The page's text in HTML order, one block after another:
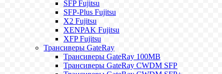
SFP Fujitsu
SFP-Plus Fujitsu
X2 Fujitsu
XENPAK Fujitsu
XFP Fujitsu
Трансиверы GateRay
Трансиверы GateRay 100MB
Трансиверы GateRay CWDM SFP